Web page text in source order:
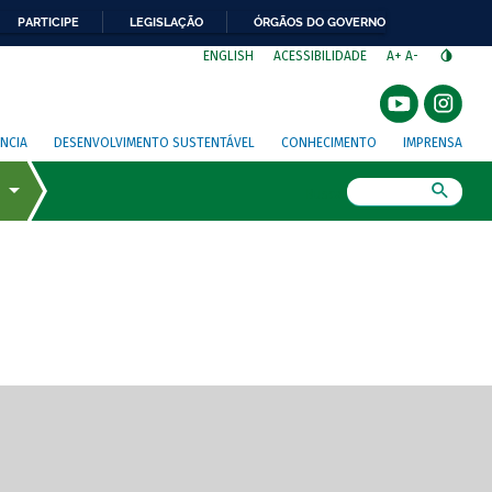
PARTICIPE LEGISLAÇÃO ÓRGÃOS DO GOVERNO
ENGLISH ACESSIBILIDADE A+ A-
DESENVOLVIMENTO SUSTENTÁVEL CONHECIMENTO IMPRENSA
de tela